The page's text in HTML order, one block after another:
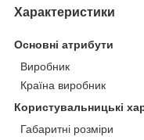
Характеристики
Основні атрибути
Виробник
Країна виробник
Користувальницькі
Габаритні розміри